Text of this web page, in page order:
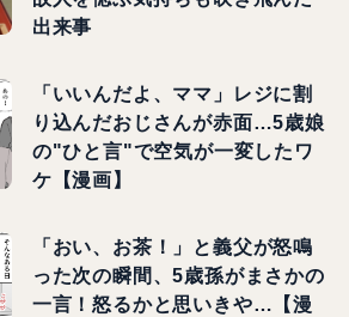
出来事
「いいんだよ、ママ」レジに割
り込んだおじさんが赤面…5歳娘
の"ひと言"で空気が一変したワ
ケ【漫画】
「おい、お茶！」と義父が怒鳴
った次の瞬間、5歳孫がまさかの
一言！怒るかと思いきや…【漫